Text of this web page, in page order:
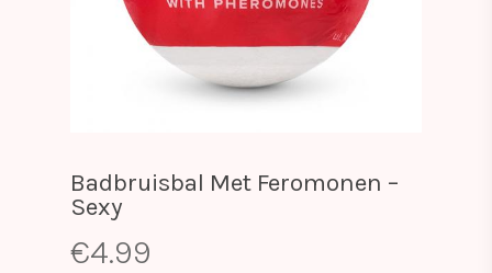
Badbruisbal Met Feromonen –
Sexy
€4.99